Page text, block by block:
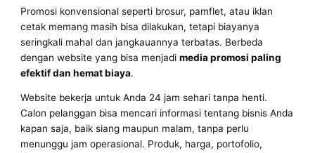
Promosi konvensional seperti brosur, pamflet, atau iklan
cetak memang masih bisa dilakukan, tetapi biayanya
seringkali mahal dan jangkauannya terbatas. Berbeda
dengan website yang bisa menjadimedia promosi paling
efektif dan hemat biaya.
Website bekerja untuk Anda 24 jam sehari tanpa henti.
Calon pelanggan bisa mencari informasi tentang bisnis Anda
kapan saja, baik siang maupun malam, tanpa perlu
menunggu jam operasional. Produk, harga, portofolio,